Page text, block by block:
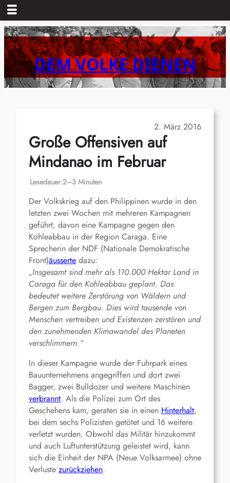
Zum
Inhalt
springenDEM VOLKE DIENEN
2. März 2016
Große Offensiven auf
Mindanao im Februar
Lesedauer:2–3 Minuten
Der Volkskrieg auf den Philippinen wurde in den
letzten zwei Wochen mit mehreren Kampagnen
geführt, davon eine Kampagne gegen den
Kohleabbau in der Region Caraga. Eine
Sprecherin der NDF (Nationale Demokratische
Front)äusserte dazu:
„Insgesamt sind mehr als 110.000 Hektar Land in
Caraga für den Kohleabbau geplant. Das
bedeutet weitere Zerstörung von Wäldern und
Bergen zum Bergbau. Dies wird tausende von
Menschen vertreiben und Existenzen zerstören und
den zunehmenden Klimawandel des Planeten
verschlimmern.“
In dieser Kampagne wurde der Fuhrpark eines
Bauunternehmens angegriffen und dort zwei
Bagger, zwei Bulldozer und weitere Maschinen
verbrannt. Als die Polizei zum Ort des
Geschehens kam, geraten sie in einen Hinterhalt,
bei dem sechs Polizisten getötet und 16 weitere
verletzt wurden. Obwohl das Militär hinzukommt
und auch Luftunterstützung geleistet wird, kann
sich die Einheit der NPA (Neue Volksarmee) ohne
Verluste zurückziehen.